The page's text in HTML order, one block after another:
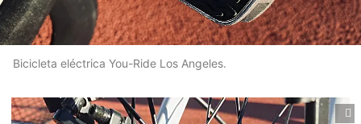
Bicicleta eléctrica You-Ride Los Angeles.